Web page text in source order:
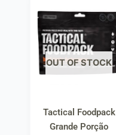
OUT OF STOCK
Tactical Foodpack
Grande Porção